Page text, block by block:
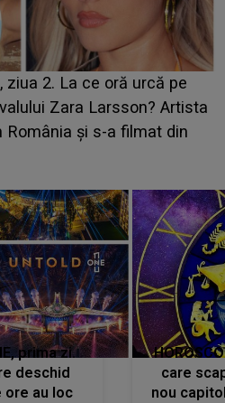
din "Casa Iubirii" l-a
CINE ESTE
Aflându-se în fața
IMEDIAT: "Am
prima zi.
deschid
ore au loc
care
nou